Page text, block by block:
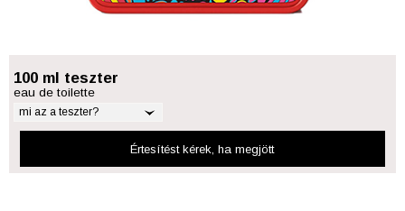
100 ml teszter
eau de toilette
mi az a teszter?
Értesítést kérek, ha megjött